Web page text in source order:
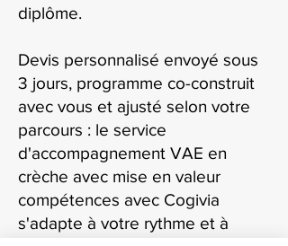
diplôme.
Devis personnalisé envoyé sous
3 jours, programme co-construit
avec vous et ajusté selon votre
parcours : le service
d'accompagnement VAE en
crèche avec mise en valeur
compétences avec Cogivia
s'adapte à votre rythme et à